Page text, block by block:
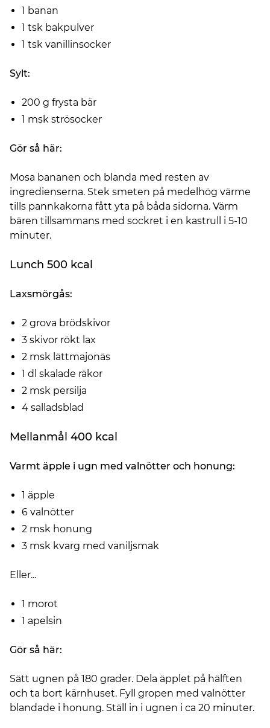
1 banan
1 tsk bakpulver
1 tsk vanillinsocker
Sylt:
200 g frysta bär
1 msk strösocker
Gör så här:
Mosa bananen och blanda med resten av
ingredienserna. Stek smeten på medelhög värme
tills pannkakorna fått yta på båda sidorna. Värm
bären tillsammans med sockret i en kastrull i 5-10
minuter.
Lunch 500 kcal
Laxsmörgås:
2 grova brödskivor
3 skivor rökt lax
2 msk lättmajonäs
1 dl skalade räkor
2 msk persilja
4 salladsblad
Mellanmål 400 kcal
Varmt äpple i ugn med valnötter och honung:
1 äpple
6 valnötter
2 msk honung
3 msk kvarg med vaniljsmak
Eller...
1 morot
1 apelsin
Gör så här:
Sätt ugnen på 180 grader. Dela äpplet på hälften
och ta bort kärnhuset. Fyll gropen med valnötter
blandade i honung. Ställ in i ugnen i ca 20 minuter.